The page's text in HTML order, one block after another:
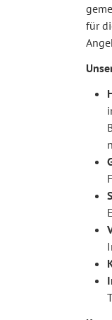
für